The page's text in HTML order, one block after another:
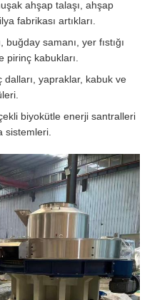
ahşap talaşı, ahşap
fabrikası artıkları.
buğday samanı, yer fıstığı
pirinç kabukları.
dalları, yapraklar, kabuk ve
biyokütle enerji santralleri
sistemleri.